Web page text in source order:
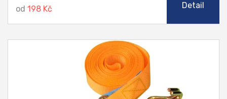
od 198 Kč Detail